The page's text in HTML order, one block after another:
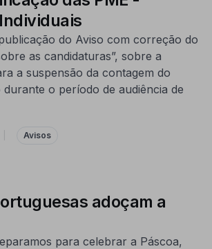
do Aviso com correção do
as candidaturas”, sobre a
a suspensão da contagem do
durante o período de audiência de
Avisos
adoçam a
para celebrar a Páscoa,